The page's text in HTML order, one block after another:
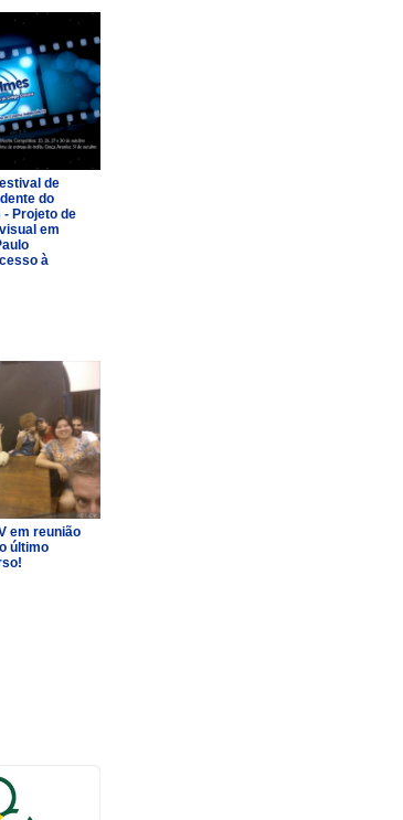
de
do
Projeto de
em
à
em reunião
último